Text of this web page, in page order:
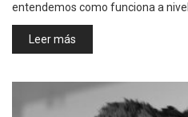
entendemos como funciona a nivel
Leer más